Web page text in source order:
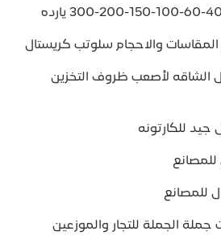
والاحجام سلوتب كريستال
الشاقه لأصعب ظروف التخزين
للكارتونه
للمصانع
الجملة للتجار والموزعين